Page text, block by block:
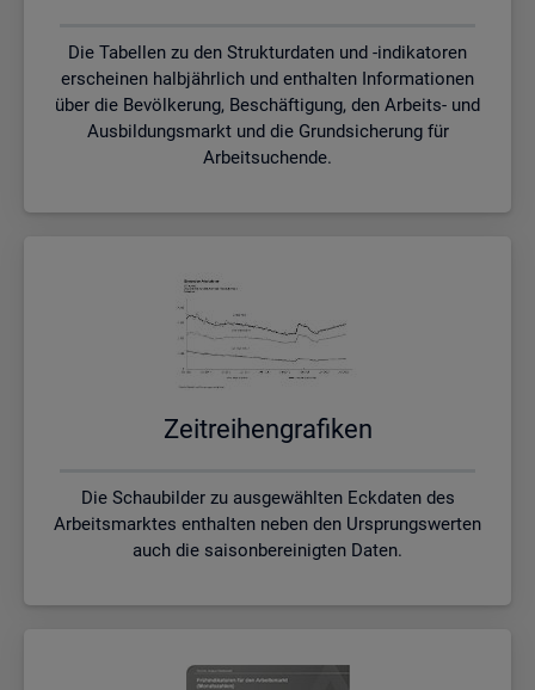
Die Tabellen zu den Strukturdaten und -indikatoren
erscheinen halbjährlich und enthalten Informationen
über die Bevölkerung, Beschäftigung, den Arbeits- und
Ausbildungsmarkt und die Grundsicherung für
Arbeitsuchende.
Zeit­rei­hen­gra­fi­ken
Die Schaubilder zu ausgewählten Eckdaten des
Arbeitsmarktes enthalten neben den Ursprungswerten
auch die saisonbereinigten Daten.